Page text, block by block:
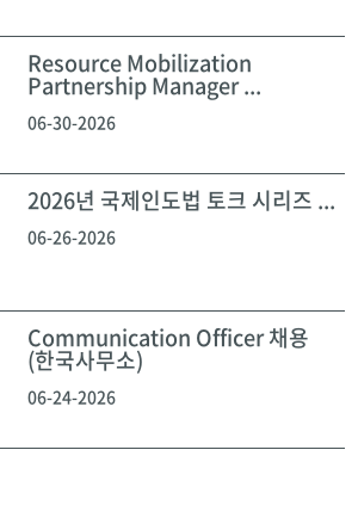
Resource Mobilization
Partnership Manager ...
06-30-2026
2026년 국제인도법 토크 시리즈 ...
06-26-2026
Communication Officer 채용
(한국사무소)
06-24-2026